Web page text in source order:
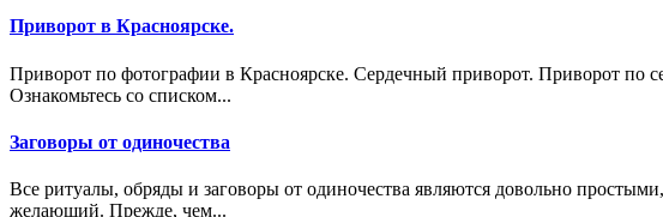
Приворот в Красноярске.
Приворот по фотографии в Красноярске. Сердечный приворот. Приворот по
Ознакомьтесь со списком...
Заговоры от одиночества
Все ритуалы, обряды и заговоры от одиночества являются довольно
желающий. Прежде, чем...